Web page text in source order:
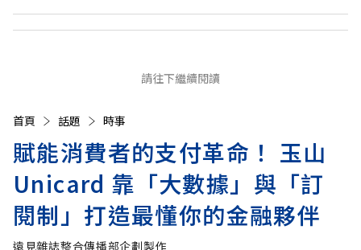
請往下繼續閱讀
首頁 話題 時事
賦能消費者的支付革命！ 玉山
Unicard 靠「大數據」與「訂
閱制」打造最懂你的金融夥伴
遠見雜誌整合傳播部企劃製作